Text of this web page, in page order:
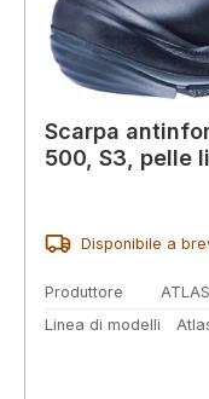
Scarpa
500, S3, pelle
Disponibile a
Produttore
ATLAS
Linea di modelli